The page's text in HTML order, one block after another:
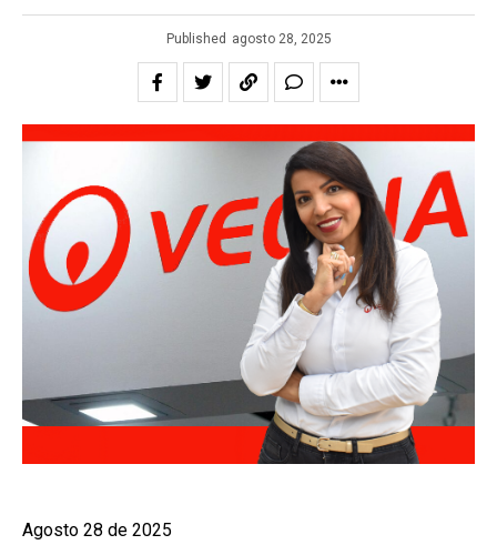
Published agosto 28, 2025
Agosto 28 de 2025